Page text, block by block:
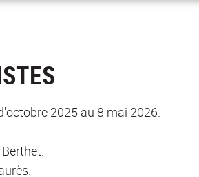
2025 au 8 mai 2026.